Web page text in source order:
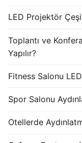
LED Projektör
Toplantı ve
Yapılır?
Fitness Salonu
Spor Salonu
Otellerde